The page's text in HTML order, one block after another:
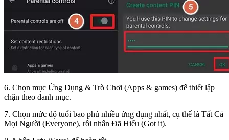
6. Chọn mục Ứng Dụng & Trò Chơi (Apps & games) để thiết lập
chặn theo danh mục.
7. Chọn mức độ tuổi bao phủ nhiều ứng dụng nhất, cụ thể là Tất Cả
Mọi Người (Everyone), rồi nhấn Đã Hiểu (Got it).